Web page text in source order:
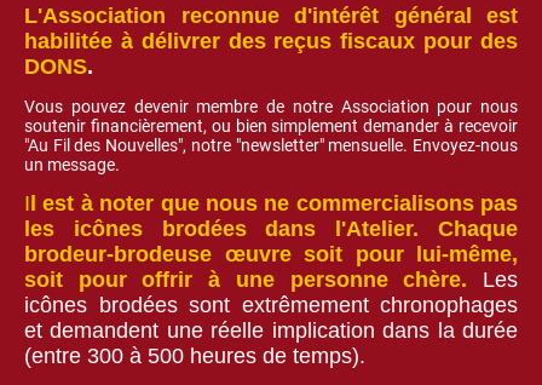
L'Association reconnue d'intérêt général est
habilitée à délivrer des reçus fiscaux pour des
DONS.
Vous pouvez devenir membre de notre Association pour nous
soutenir financièrement, ou bien simplement demander à recevoir
"Au Fil des Nouvelles", notre "newsletter" mensuelle. Envoyez-nous
un message.
Il est à noter que nous ne commercialisons pas
les icônes brodées dans l'Atelier. Chaque
brodeur-brodeuse œuvre soit pour lui-même,
soit pour offrir à une personne chère.
Les
icônes brodées sont extrêmement chronophages
et demandent une réelle implication dans la durée
(entre 300 à 500 heures de temps).